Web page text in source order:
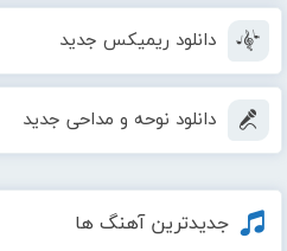
دانلود ریمیکس جدید
دانلود نوحه و مداحی جدید
جدیدترین آهنگ ها